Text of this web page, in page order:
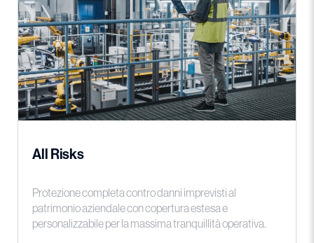
All Risks
Protezione completa contro danni imprevisti al
patrimonio aziendale con copertura estesa e
personalizzabile per la massima tranquillità operativa.